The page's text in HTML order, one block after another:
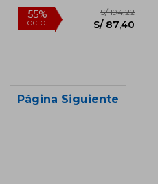
Página Siguiente